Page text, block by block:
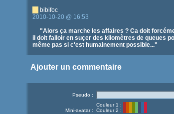
bibifoc
2010-10-20 @ 16:53
"Alors ça marche les affaires ? Ca doit
il doit falloir en suçer des kilomètres de queues
même pas si c'est humainement possible..."
Ajouter un commentaire
Pseudo :
Mini-avatar :
Couleur 1 :
Couleur 2 :